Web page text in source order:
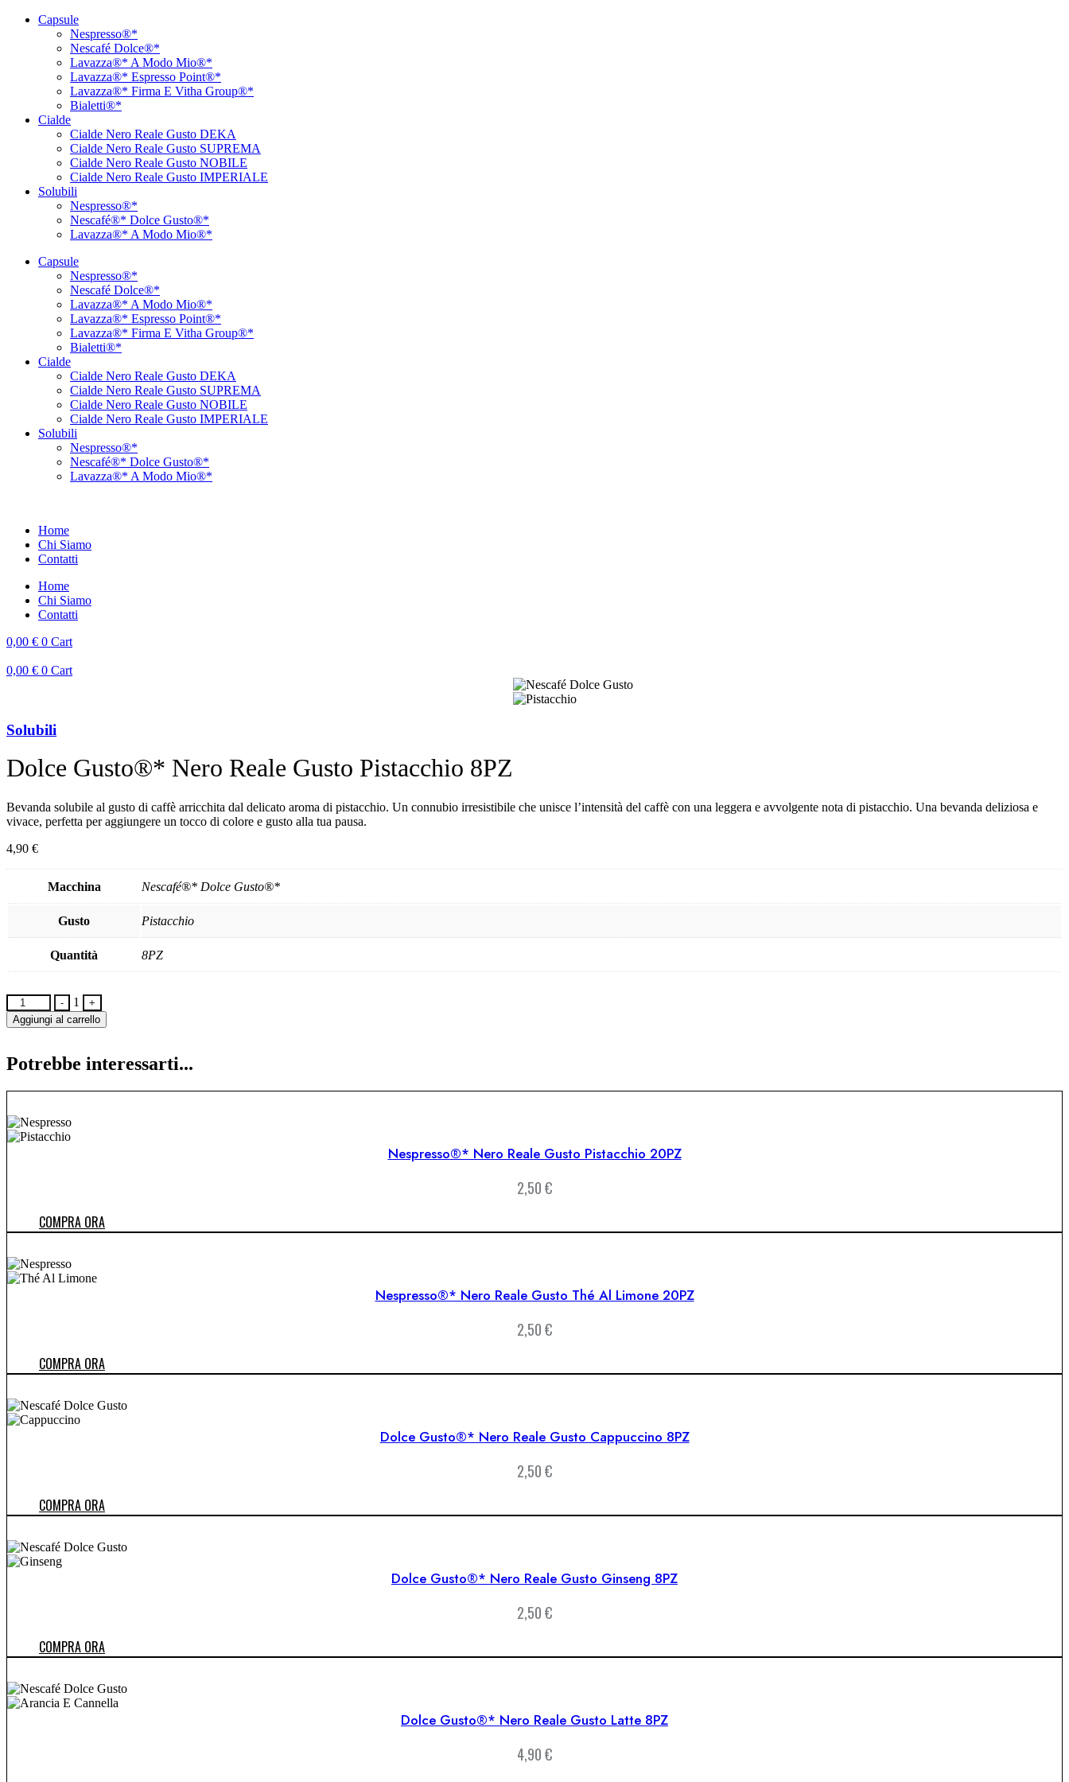
Capsule
Nespresso®*
Nescafé Dolce®*
Lavazza®* A Modo Mio®*
Lavazza®* Espresso Point®*
Lavazza®* Firma E Vitha Group®*
Bialetti®*
Cialde
Cialde Nero Reale Gusto DEKA
Cialde Nero Reale Gusto SUPREMA
Cialde Nero Reale Gusto NOBILE
Cialde Nero Reale Gusto IMPERIALE
Solubili
Nespresso®*
Nescafé®* Dolce Gusto®*
Lavazza®* A Modo Mio®*
Capsule
Nespresso®*
Nescafé Dolce®*
Lavazza®* A Modo Mio®*
Lavazza®* Espresso Point®*
Lavazza®* Firma E Vitha Group®*
Bialetti®*
Cialde
Cialde Nero Reale Gusto DEKA
Cialde Nero Reale Gusto SUPREMA
Cialde Nero Reale Gusto NOBILE
Cialde Nero Reale Gusto IMPERIALE
Solubili
Nespresso®*
Nescafé®* Dolce Gusto®*
Lavazza®* A Modo Mio®*
Home
Chi Siamo
Contatti
Home
Chi Siamo
Contatti
0,00 € 0 Cart
0,00 € 0 Cart
Solubili
Dolce Gusto®* Nero Reale Gusto Pistacchio 8PZ
Bevanda solubile al gusto di caffè arricchita dal delicato aroma di pistacchio. Un connubio irresistibile che unisce l’intensità del caffè con una leggera e avvolgente nota di pistacchio. Una bevanda deliziosa e
vivace, perfetta per aggiungere un tocco di colore e gusto alla tua pausa.
4,90 €
Macchina Nescafé®* Dolce Gusto®*
Gusto Pistacchio
Quantità 8PZ
Quantity
- 1
+
Aggiungi al carrello
Potrebbe interessarti...
Nespresso®* Nero Reale Gusto Pistacchio 20PZ
2,50€
COMPRA ORA
Nespresso®* Nero Reale Gusto Thé Al Limone 20PZ
2,50€
COMPRA ORA
Dolce Gusto®* Nero Reale Gusto Cappuccino 8PZ
2,50€
COMPRA ORA
Dolce Gusto®* Nero Reale Gusto Ginseng 8PZ
2,50€
COMPRA ORA
Dolce Gusto®* Nero Reale Gusto Latte 8PZ
4,90€